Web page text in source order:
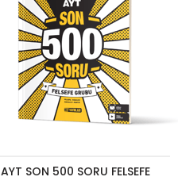
AYT SON 500 SORU FELSEFE